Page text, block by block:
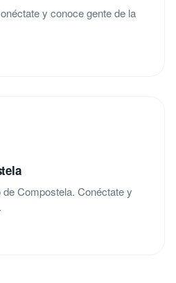
y conoce gente de la
Compostela. Conéctate y